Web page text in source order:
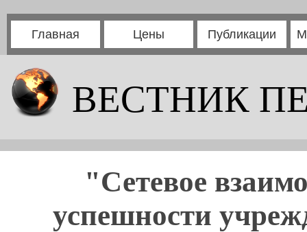
Главная Цены Публикации
ВЕСТНИК
"Сетевое
успешности